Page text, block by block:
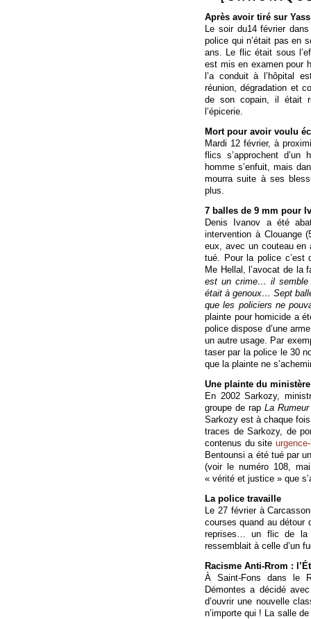
Après avoir tiré sur
Le soir du14 février
police qui n’était pas en
ans. Le flic était sous
est mis en examen pour
l’a conduit à l’hôpital
réunion, dégradation et
de son copain, il était
l’épicerie.
Mort pour avoir voulu
Mardi 12 février, à
flics s’approchent
homme s’enfuit, mais
mourra suite à ses
plus.
7 balles de 9 mm pour
Denis Ivanov a été
intervention à Clouange
eux, avec un couteau en
tué. Pour la police c’est
Me Hellal, l’avocat de la
est un crime… il semble
était à genoux… Sept
que les policiers ne
plainte pour homicide a
police dispose d’une
un autre usage. Par
taser par la police le 30
que la plainte ne
Une plainte du
En 2002 Sarkozy,
groupe de rap La Rumeur
Sarkozy est à chaque
traces de Sarkozy, de
contenus du site
Bentounsi a été tué par
(voir le numéro 108,
« vérité et justice » que
La police travaille
Le 27 février à
courses quand au détour
reprises… un flic de la
ressemblait à celle d’un
Racisme Anti-Rrom :
À Saint-Fons dans le
Démontes a décidé
d’ouvrir une nouvelle
n’importe qui ! La salle